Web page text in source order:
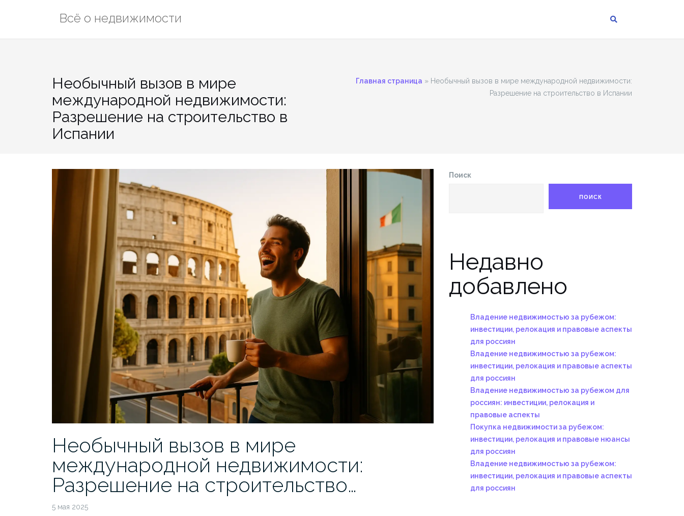
Всё о недвижимости
Необычный вызов в мире
международной недвижимости:
Разрешение на строительство в
Испании
Главная страница » Необычный вызов в мире международной недвижимости:
Разрешение на строительство в Испании
Необычный вызов в мире
международной недвижимости:
Разрешение на строительство…
5 мая 2025
Поиск
ПОИСК
Недавно
добавлено
Владение недвижимостью за рубежом:
инвестиции, релокация и правовые аспекты
для россиян
Владение недвижимостью за рубежом:
инвестиции, релокация и правовые аспекты
для россиян
Владение недвижимостью за рубежом для
россиян: инвестиции, релокация и
правовые аспекты
Покупка недвижимости за рубежом:
инвестиции, релокация и правовые нюансы
для россиян
Владение недвижимостью за рубежом:
инвестиции, релокация и правовые аспекты
для россиян